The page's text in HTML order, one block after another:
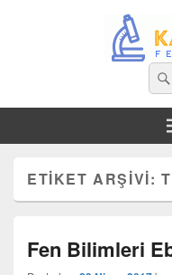
for:
ETIKET ARŞIVI:
Fen Bilimleri